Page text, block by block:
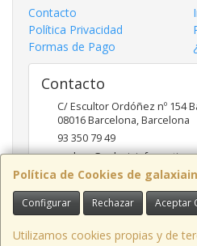
Política de Cookies de
Configurar Rechazar Aceptar
Utilizamos cookies propias y de
Contacto
Política Privacidad
Formas de Pago
Contacto
C/ Escultor Ordóñez nº 154
08016Barcelona,Barcelona
93 350 79 49
Horario
9:00-17:30 de Lunes a Jueves /